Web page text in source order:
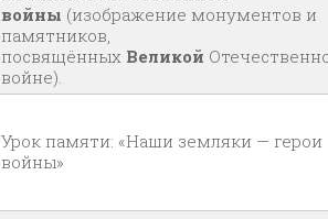
войны (изображение монументов и
памятников,
посвящённых Великой
войне).
Урок памяти: «Наши земляки — герои
войны»